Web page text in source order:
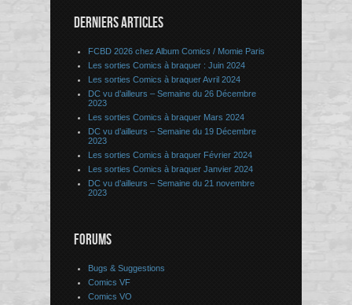
DERNIERS ARTICLES
FCBD 2026 chez Album Comics / Momie Paris
Les sorties Comics à braquer : Juin 2024
Les sorties Comics à braquer Avril 2024
DC vu d’ailleurs – Semaine du 26 Décembre
2023
Les sorties Comics à braquer Mars 2024
DC vu d’ailleurs – Semaine du 19 Décembre
2023
Les sorties Comics à braquer Février 2024
Les sorties Comics à braquer Janvier 2024
DC vu d’ailleurs – Semaine du 21 novembre
2023
FORUMS
Bugs & Suggestions
Comics VF
Comics VO